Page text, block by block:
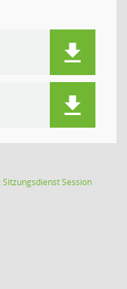
SitzungsdienstSession(Wird in